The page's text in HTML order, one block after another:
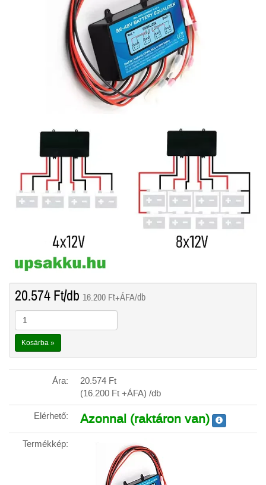
20.574Ft/db 16.200 Ft+ÁFA/db
Kosárba »
Ára: 20.574 Ft
(16.200 Ft +ÁFA) /db
Elérhető:
Azonnal (raktáron van)
Termékkép: